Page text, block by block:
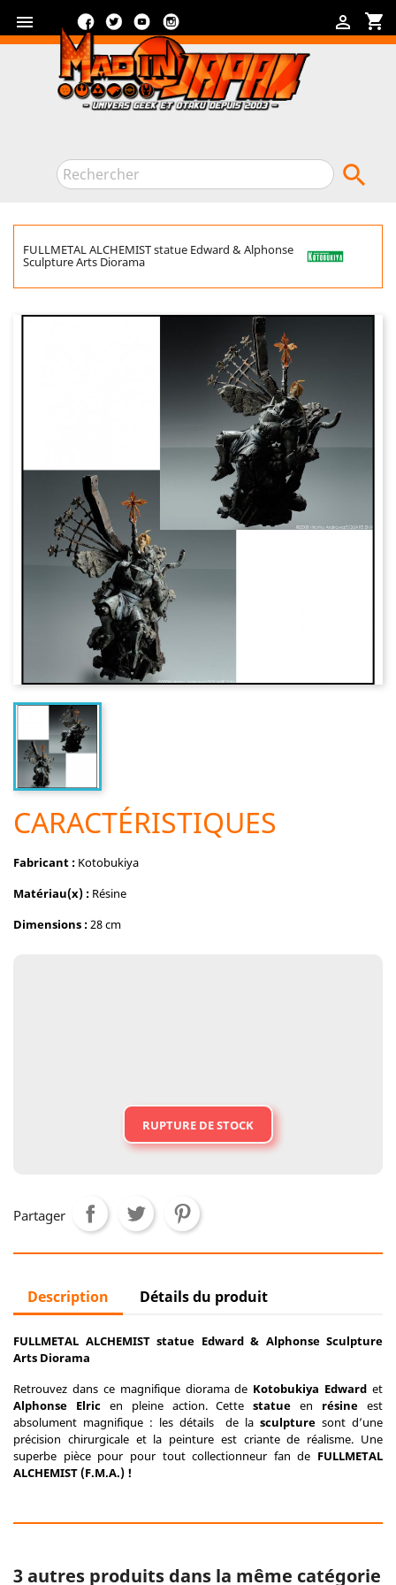
 shopping_cart

FacebookTwitterYouTube

FULLMETAL ALCHEMIST statue Edward & Alphonse
Sculpture Arts Diorama
CARACTÉRISTIQUES
Fabricant : Kotobukiya
Matériau(x) : Résine
Dimensions :28 cm
RUPTURE DE STOCK
Partager
Description Détails du produit
FULLMETAL ALCHEMIST statue Edward & Alphonse Sculpture
Arts Diorama
Retrouvez dans ce magnifique diorama de Kotobukiya Edward et
Alphonse
Elricen pleine action. Cettestatue en résine est
absolument magnifique : les détails de lasculpture sont d’une
précision chirurgicale et la peinture est criante de réalisme. Une
superbe pièce pour pour tout collectionneur fan de FULLMETAL
ALCHEMIST (F.M.A.) !
3 autres produits dans la même catégorie